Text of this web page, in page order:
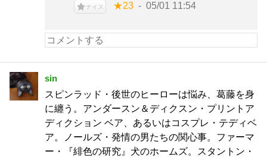
ナイス ★23 05/01 11:54
sin
スピンラッド・後世のヒーローは悩み、葛藤を身
に纏う。アンダースン＆ディクスン・プリントア
ディクション ベア、あるいはコスプレ・テディベ
ア。ノールズ・発情の男たちの関心事。ファーマ
ー・『緋色の研究』犬のホームズ。スタントン・